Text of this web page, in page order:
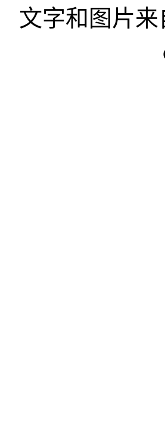
文字和图片